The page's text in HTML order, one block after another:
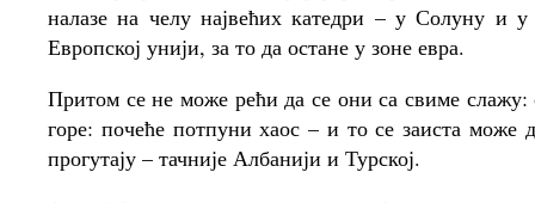
налазе на челу највећих катедри – у Солуну и
Европској унији, за то да остане у зоне евра.
Притом се не може рећи да се они са свиме
горе: почеће потпуни хаос – и то се заиста може
прогутају – тачније Албанији и Турској.